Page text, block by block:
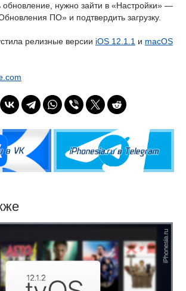
обновление, нужно зайти в «Настройки» —
ПО» и подтвердить загрузку.
релизные версии iOS 12.1.1 и macOS